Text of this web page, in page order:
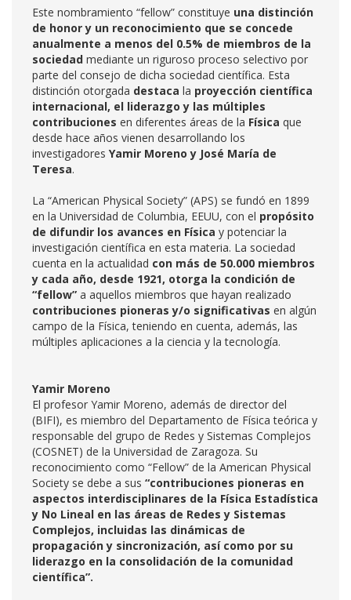
Este nombramiento “fellow” constituye una distinción
de honor y un reconocimiento que se concede
anualmente a menos del 0.5% de miembros de la
sociedad mediante un riguroso proceso selectivo por
parte del consejo de dicha sociedad científica. Esta
distinción otorgada destaca la proyección científica
internacional, el liderazgo y las múltiples
contribuciones en diferentes áreas de la Física que
desde hace años vienen desarrollando los
investigadores Yamir Moreno y José María de
Teresa.
La “American Physical Society” (APS) se fundó en 1899
en la Universidad de Columbia, EEUU, con el propósito
de difundir los avances en Física y potenciar la
investigación científica en esta materia. La sociedad
cuenta en la actualidad con más de 50.000 miembros
y cada año, desde 1921, otorga la condición de
“fellow” a aquellos miembros que hayan realizado
contribuciones pioneras y/o significativas en algún
campo de la Física, teniendo en cuenta, además, las
múltiples aplicaciones a la ciencia y la tecnología.
Yamir Moreno
El profesor Yamir Moreno, además de director del
(BIFI), es miembro del Departamento de Física teórica y
responsable del grupo de Redes y Sistemas Complejos
(COSNET) de la Universidad de Zaragoza. Su
reconocimiento como “Fellow” de la American Physical
Society se debe a sus “contribuciones pioneras en
aspectos interdisciplinares de la Física Estadística
y No Lineal en las áreas de Redes y Sistemas
Complejos, incluidas las dinámicas de
propagación y sincronización, así como por su
liderazgo en la consolidación de la comunidad
científica”.